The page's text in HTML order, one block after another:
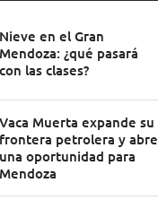
Nieve en el Gran
Mendoza: ¿qué pasará
con las clases?
Vaca Muerta expande su
frontera petrolera y abre
una oportunidad para
Mendoza